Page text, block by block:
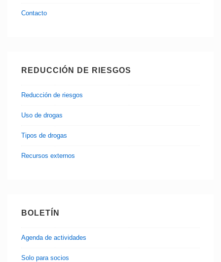
Contacto
REDUCCIÓN DE RIESGOS
Reducción de riesgos
Uso de drogas
Tipos de drogas
Recursos externos
BOLETÍN
Agenda de actividades
Solo para socios